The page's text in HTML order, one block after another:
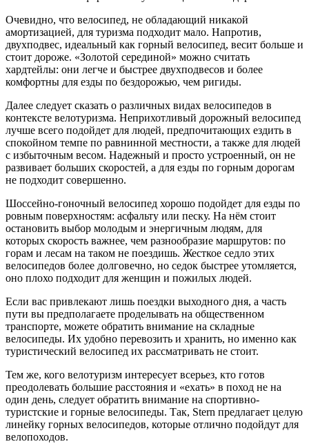
Очевидно, что велосипед, не обладающий никакой
амортизацией, для туризма подходит мало. Напротив,
двухподвес, идеальный как горный велосипед, весит больше и
стоит дороже. «Золотой серединой» можно считать
хардтейлы: они легче и быстрее двухподвесов и более
комфортны для езды по бездорожью, чем ригиды.
Далее следует сказать о различных видах велосипедов в
контексте велотуризма. Неприхотливый дорожный велосипед
лучше всего подойдет для людей, предпочитающих ездить в
спокойном темпе по равнинной местности, а также для людей
с избыточным весом. Надежный и просто устроенный, он не
развивает больших скоростей, а для езды по горным дорогам
не подходит совершенно.
Шоссейно-гоночный велосипед хорошо подойдет для езды по
ровным поверхностям: асфальту или песку. На нём стоит
остановить выбор молодым и энергичным людям, для
которых скорость важнее, чем разнообразие маршрутов: по
горам и лесам на таком не поездишь. Жесткое седло этих
велосипедов более долговечно, но седок быстрее утомляется,
оно плохо подходит для женщин и пожилых людей.
Если вас привлекают лишь поездки выходного дня, а часть
пути вы предполагаете проделывать на общественном
транспорте, можете обратить внимание на складные
велосипеды. Их удобно перевозить и хранить, но именно как
туристический велосипед их рассматривать не стоит.
Тем же, кого велотуризм интересует всерьез, кто готов
преодолевать большие расстояния и «ехать» в поход не на
один день, следует обратить внимание на спортивно-
туристские и горные велосипеды. Так, Stern предлагает целую
линейку горных велосипедов, которые отлично подойдут для
велопоходов.